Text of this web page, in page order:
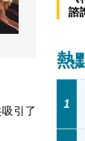
引了
諮
熱
1